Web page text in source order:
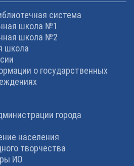
система
школа №1
школа №2
школа
о государственных
города
населения
творчества
ИО